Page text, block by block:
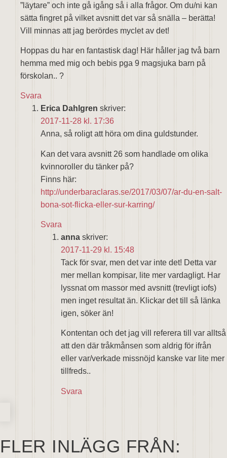
”läytare” och inte gå igång så i alla frågor. Om du/ni kan
sätta fingret på vilket avsnitt det var så snälla – berätta!
Vill minnas att jag berördes myclet av det!
Hoppas du har en fantastisk dag! Här håller jag två barn
hemma med mig och bebis pga 9 magsjuka barn på
förskolan.. ?
Svara
Erica Dahlgren skriver:
2017-11-28 kl. 17:36
Anna, så roligt att höra om dina guldstunder.
Kan det vara avsnitt 26 som handlade om olika
kvinnoroller du tänker på?
Finns här:
http://underbaraclaras.se/2017/03/07/ar-du-en-salt-
bona-sot-flicka-eller-sur-karring/
Svara
anna skriver:
2017-11-29 kl. 15:48
Tack för svar, men det var inte det! Detta var
mer mellan kompisar, lite mer vardagligt. Har
lyssnat om massor med avsnitt (trevligt iofs)
men inget resultat än. Klickar det till så länka
igen, söker än!
Kontentan och det jag vill referera till var alltså
att den där tråkmånsen som aldrig för ifrån
eller var/verkade missnöjd kanske var lite mer
tillfreds..
Svara
FLER INLÄGG FRÅN: